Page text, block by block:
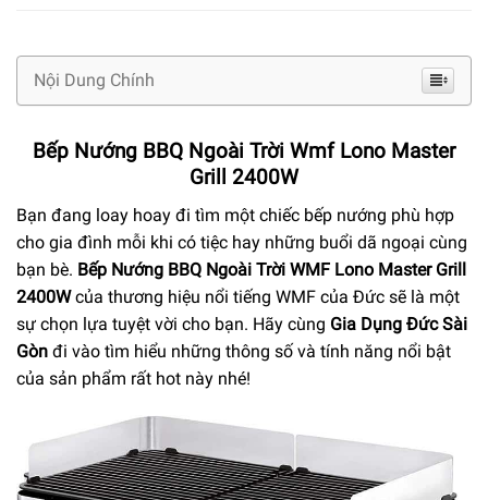
Nội Dung Chính
Bếp Nướng BBQ Ngoài Trời Wmf Lono Master
Grill 2400W
Bạn đang loay hoay đi tìm một chiếc bếp nướng phù hợp
cho gia đình mỗi khi có tiệc hay những buổi dã ngoại cùng
bạn bè. Bếp Nướng BBQ Ngoài Trời WMF Lono Master Grill
2400Wcủa thương hiệu nổi tiếng WMF của Đức sẽ là một
sự chọn lựa tuyệt vời cho bạn. Hãy cùng Gia Dụng Đức Sài
Gòn đi vào tìm hiểu những thông số và tính năng nổi bật
của sản phẩm rất hot này nhé!